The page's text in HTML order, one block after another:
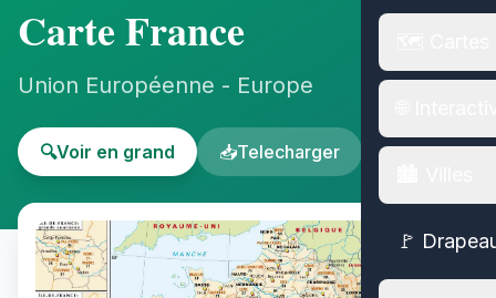
🚩
Carte France
Union Européenne - Europe
🔍Voir en grand 📥Telecharger